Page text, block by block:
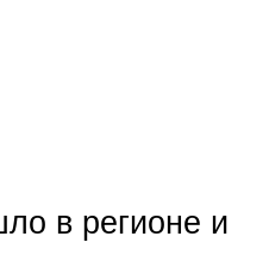
в регионе и